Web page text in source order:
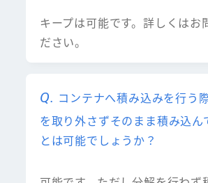
キープは可能です。詳しくはお
ださい。
コンテナへ積み込みを行う
を取り外さずそのまま積み込ん
とは可能でしょうか？